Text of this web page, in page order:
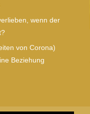
wenn der
von Corona)
Beziehung